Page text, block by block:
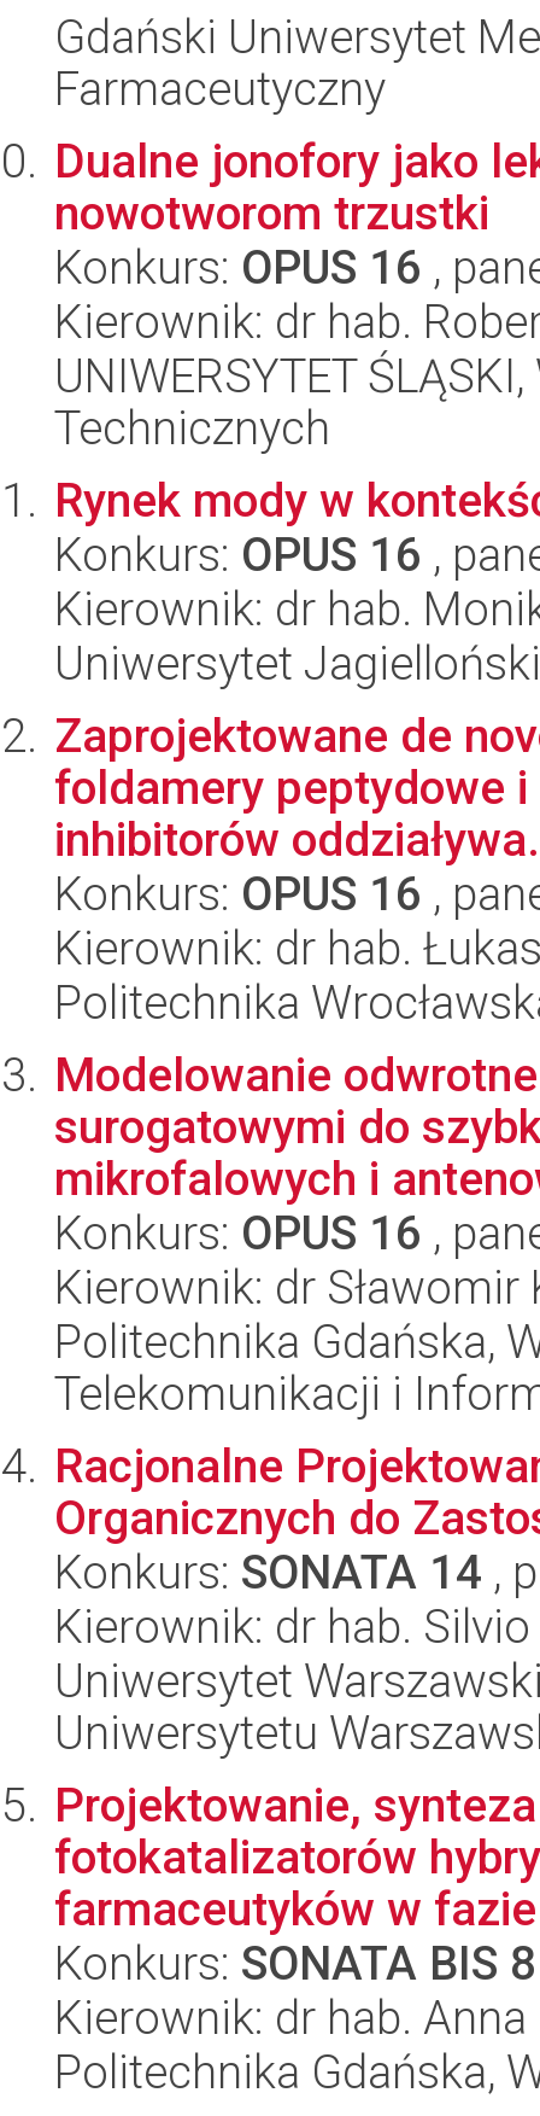
Gdański Uniwersytet
Farmaceutyczny
Dualne jonofory jako
nowotworom trzustki
Konkurs: OPUS 16 ,
Kierownik: dr hab.
UNIWERSYTET
Technicznych
Rynek mody w
Konkurs: OPUS 16 ,
Kierownik: dr hab.
Uniwersytet
Zaprojektowane de
foldamery peptydowe
inhibitorów
Konkurs: OPUS 16 ,
Kierownik: dr hab.
Politechnika
Modelowanie
surogatowymi do
mikrofalowych i
Konkurs: OPUS 16 ,
Kierownik: dr Sławomir
Politechnika Gdańska,
Telekomunikacji i
Racjonalne
Organicznych do
Konkurs: SONATA 14 ,
Kierownik: dr hab. Silvio
Uniwersytet
Uniwersytetu
Projektowanie,
fotokatalizatorów
farmaceutyków w
Konkurs: SONATA BIS 8
Kierownik: dr hab.
Politechnika Gdańska,